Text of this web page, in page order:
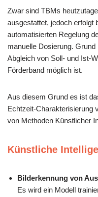
Zwar sind TBMs
ausgestattet, jedoch erfolgt
automatisierten Regelung
manuelle Dosierung.
Abgleich von Soll- und Ist-
Förderband möglich ist.
Aus diesem Grund es ist
Echtzeit-Charakterisierung
von Methoden Künstlicher
Künstliche
Bilderkennung von
Es wird ein Modell